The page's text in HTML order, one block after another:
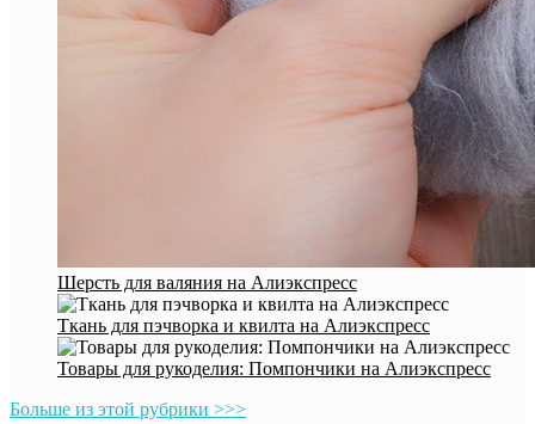
Шерсть для валяния на Алиэкспресс
Ткань для пэчворка и квилта на Алиэкспресс
Товары для рукоделия: Помпончики на Алиэкспресс
Больше из этой рубрики >>>